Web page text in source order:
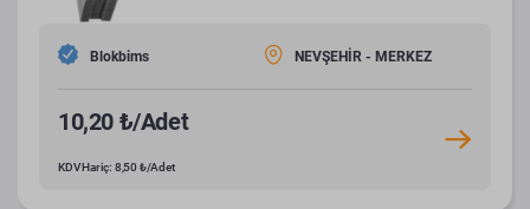
Blokbims NEVŞEHİR - MERKEZ
10,20 ₺/Adet
KDV Hariç: 8,50 ₺/Adet